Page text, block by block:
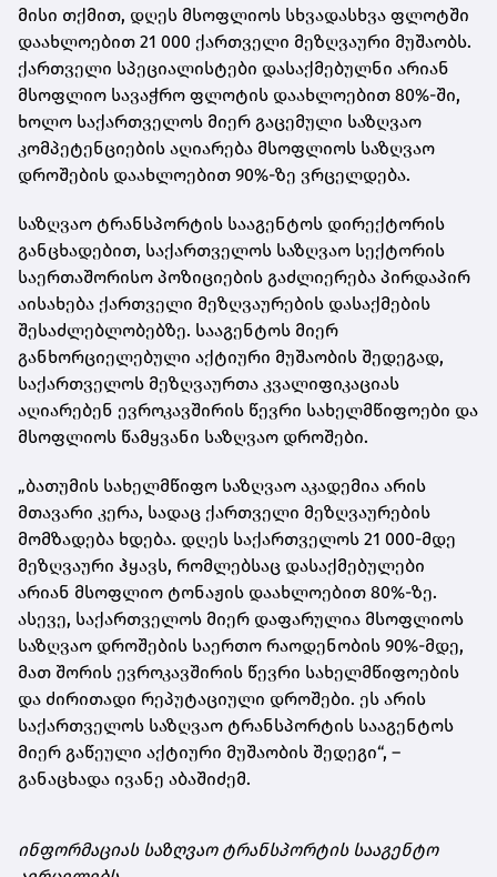
მისი თქმით, დღეს მსოფლიოს სხვადასხვა ფლოტში
დაახლოებით 21 000 ქართველი მეზღვაური მუშაობს.
ქართველი სპეციალისტები დასაქმებულნი არიან
მსოფლიო სავაჭრო ფლოტის დაახლოებით 80%-ში,
ხოლო საქართველოს მიერ გაცემული საზღვაო
კომპეტენციების აღიარება მსოფლიოს საზღვაო
დროშების დაახლოებით 90%-ზე ვრცელდება.
საზღვაო ტრანსპორტის სააგენტოს დირექტორის
განცხადებით, საქართველოს საზღვაო სექტორის
საერთაშორისო პოზიციების გაძლიერება პირდაპირ
აისახება ქართველი მეზღვაურების დასაქმების
შესაძლებლობებზე. სააგენტოს მიერ
განხორციელებული აქტიური მუშაობის შედეგად,
საქართველოს მეზღვაურთა კვალიფიკაციას
აღიარებენ ევროკავშირის წევრი სახელმწიფოები და
მსოფლიოს წამყვანი საზღვაო დროშები.
„ბათუმის სახელმწიფო საზღვაო აკადემია არის
მთავარი კერა, სადაც ქართველი მეზღვაურების
მომზადება ხდება. დღეს საქართველოს 21 000-მდე
მეზღვაური ჰყავს, რომლებსაც დასაქმებულები
არიან მსოფლიო ტონაჟის დაახლოებით 80%-ზე.
ასევე, საქართველოს მიერ დაფარულია მსოფლიოს
საზღვაო დროშების საერთო რაოდენობის 90%-მდე,
მათ შორის ევროკავშირის წევრი სახელმწიფოების
და ძირითადი რეპუტაციული დროშები. ეს არის
საქართველოს საზღვაო ტრანსპორტის სააგენტოს
მიერ გაწეული აქტიური მუშაობის შედეგი“, –
განაცხადა ივანე აბაშიძემ.
ინფორმაციას საზღვაო ტრანსპორტის სააგენტო